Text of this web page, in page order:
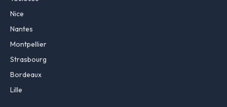
Nice
Nantes
Montpellier
Strasbourg
Bordeaux
Lille